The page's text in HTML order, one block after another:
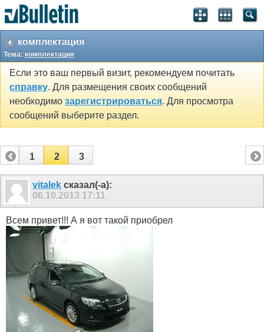
комплектация
Тема: комплектация
Если это ваш первый визит, рекомендуем почитать
справку. Для размещения своих сообщений
необходимо зарегистрироваться. Для просмотра
сообщений выберите раздел.
1 2 3
vitalek сказал(-а):
06.10.2013 17:11
Всем привет!!! А я вот такой приобрел
SEO by vBSEO ©2011, Crawlability, Inc.